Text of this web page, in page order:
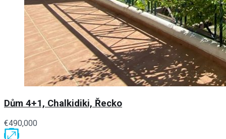
Dům 4+1, Chalkidiki, Řecko
€490,000